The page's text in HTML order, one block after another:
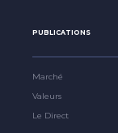
PUBLICATIONS
Marché
Valeurs
Le Direct